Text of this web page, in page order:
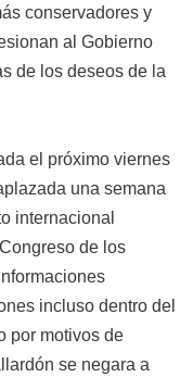
conservadores y
al Gobierno
de los deseos de la
el próximo viernes
una semana
internacional
de los
incluso dentro del
por motivos de
se negara a